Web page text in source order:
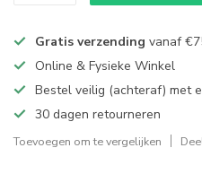
Gratis verzending vanaf
Online & Fysieke Winkel
Bestel veilig (achteraf) met
30 dagen retourneren
Toevoegen om te vergelijken